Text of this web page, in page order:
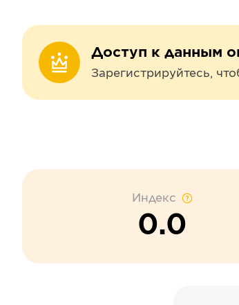
Доступ к данным
Зарегистрируйтесь,
Индекс
0.0